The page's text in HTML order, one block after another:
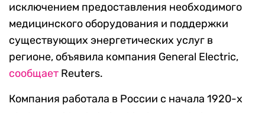
исключением предоставления необходимого
медицинского оборудования и поддержки
существующих энергетических услуг в
регионе, объявила компания General Electric,
сообщает Reuters.
Компания работала в России с начала 1920-х